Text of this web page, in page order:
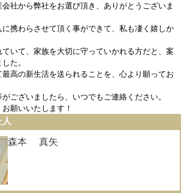
社から弊社をお選び頂き、ありがとうございま
携わらさせて頂く事ができて、私も凄く嬉しか
いて、家族を大切に守っていかれる方だと、案
た。
最高の新生活を送られることを、心より願ってお
ございましたら、いつでもご連絡ください。
願いいたします！
森本 真矢